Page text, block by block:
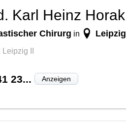
Karl Heinz Horak
Chirurg in Leipzig
II
23... Anzeigen